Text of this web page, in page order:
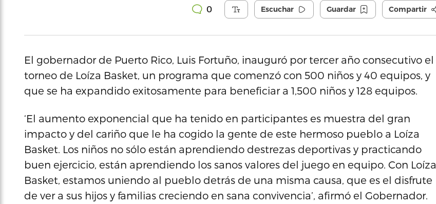
0 Escuchar Guardar Compartir
El gobernador de Puerto Rico, Luis Fortuño, inauguró por tercer año consecutivo el
torneo de Loíza Basket, un programa que comenzó con 500 niños y 40 equipos, y
que se ha expandido exitosamente para beneficiar a 1,500 niños y 128 equipos.
‘El aumento exponencial que ha tenido en participantes es muestra del gran
impacto y del cariño que le ha cogido la gente de este hermoso pueblo a Loíza
Basket. Los niños no sólo están aprendiendo destrezas deportivas y practicando
buen ejercicio, están aprendiendo los sanos valores del juego en equipo. Con Loíza
Basket, estamos uniendo al pueblo detrás de una misma causa, que es el disfrute
de ver a sus hijos y familias creciendo en sana convivencia’, afirmó el Gobernador.